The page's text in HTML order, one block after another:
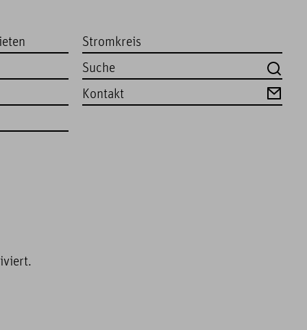
Stromkreis
Kontakt